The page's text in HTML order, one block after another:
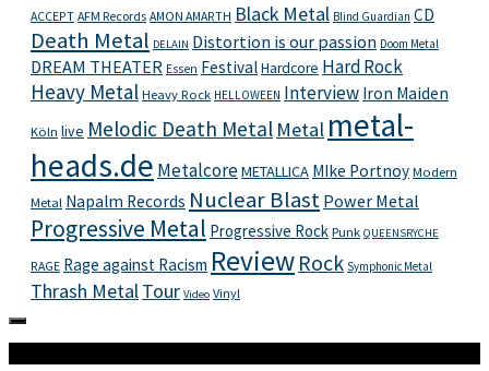
ACCEPT AFM Records AMON AMARTH Black Metal Blind Guardian CD
Death Metal DELAIN Distortion is our passion Doom Metal
DREAM THEATER Essen FestivalHardcore Hard Rock
Heavy Metal Heavy Rock HELLOWEEN Interview Iron Maiden
Köln live Melodic Death Metal Metal metal-
heads.de MetalcoreMETALLICA MIke Portnoy Modern
Metal Napalm Records Nuclear Blast Power Metal
Progressive Metal Progressive Rock Punk QUEENSRYCHE
RAGE Rage against Racism Review Rock Symphonic Metal
Thrash MetalTour Video Vinyl